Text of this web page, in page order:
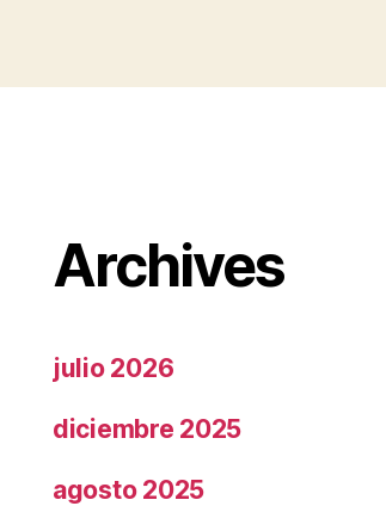
Archives
julio 2026
diciembre 2025
agosto 2025